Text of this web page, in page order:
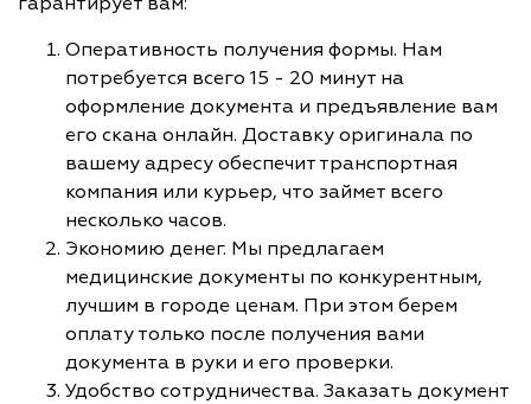
Оперативность получения формы. Нам
потребуется всего 15 - 20 минут на
оформление документа и предъявление вам
его скана онлайн. Доставку оригинала по
вашему адресу обеспечит транспортная
компания или курьер, что займет всего
несколько часов.
Экономию денег. Мы предлагаем
медицинские документы по конкурентным,
лучшим в городе ценам. При этом берем
оплату только после получения вами
документа в руки и его проверки.
Удобство сотрудничества. Заказать документ